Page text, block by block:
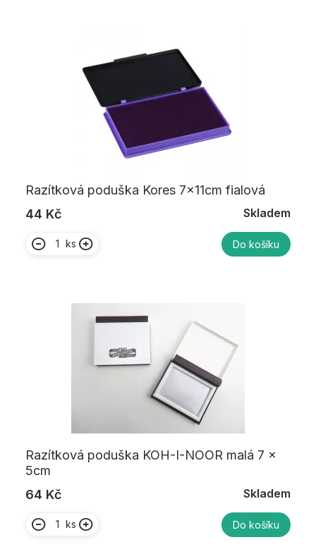
Razítková poduška Kores 7x11cm fialová
44 Kč
Skladem
ks Do košíku
Razítková poduška KOH-I-NOOR malá 7 x
5cm
64 Kč
Skladem
ks Do košíku